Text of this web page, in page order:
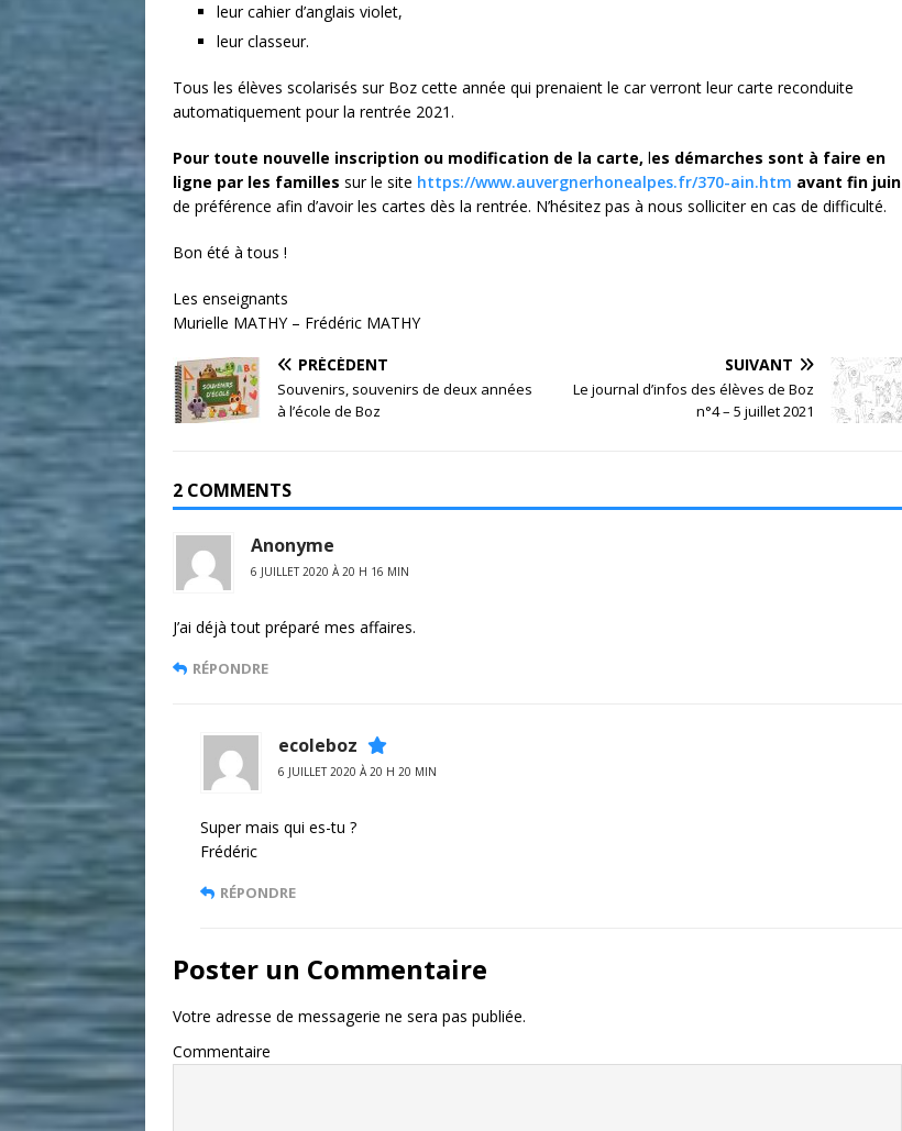
leur cahier d’anglais violet,
leur classeur.
Tous les élèves scolarisés sur Boz cette année qui prenaient le car verront leur carte reconduite
automatiquement pour la rentrée 2021.
Pour toute nouvelle inscription ou modification de la carte, les démarches sont à faire en
ligne par les familles sur le site https://www.auvergnerhonealpes.fr/370-ain.htm avant fin juin
de préférence afin d’avoir les cartes dès la rentrée. N’hésitez pas à nous solliciter en cas de difficulté.
Bon été à tous !
Les enseignants
Murielle MATHY – Frédéric MATHY
PRÉCÉDENT
Souvenirs, souvenirs de deux années
à l’école de Boz
SUIVANT
Le journal d’infos des élèves de Boz
n°4 – 5 juillet 2021
2 COMMENTS
Anonyme
6 JUILLET 2020 À 20 H 16 MIN
J’ai déjà tout préparé mes affaires.
RÉPONDRE
ecoleboz
6 JUILLET 2020 À 20 H 20 MIN
Super mais qui es-tu ?
Frédéric
RÉPONDRE
Poster un Commentaire
Votre adresse de messagerie ne sera pas publiée.
Commentaire